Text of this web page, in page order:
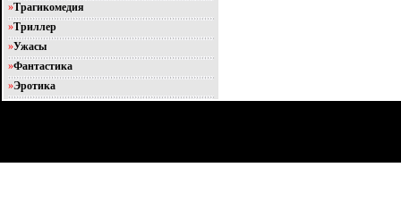
»Трагикомедия
»Триллер
»Ужасы
»Фантастика
»Эротика